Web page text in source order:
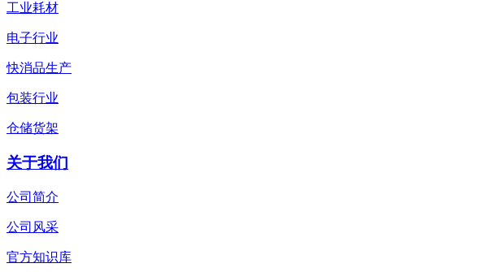
工业耗材
电子行业
快消品生产
包装行业
仓储货架
关于我们
公司简介
公司风采
官方知识库